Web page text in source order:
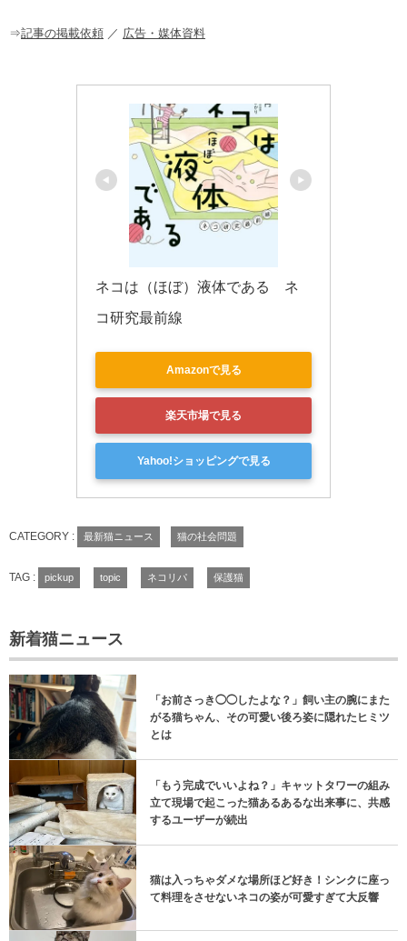
o
⇒記事の掲載依頼 ／ 広告・媒体資料
ネコは（ほぼ）液体である　ネ
コ研究最前線
Amazonで見る
楽天市場で見る
Yahoo!ショッピングで見る
CATEGORY : 最新猫ニュース 猫の社会問題
TAG : pickup topic ネコリパ 保護猫
新着猫ニュース
「お前さっき◯◯したよな？」飼い主の腕にまた
がる猫ちゃん、その可愛い後ろ姿に隠れたヒミツ
とは
「もう完成でいいよね？」キャットタワーの組み
立て現場で起こった猫あるあるな出来事に、共感
するユーザーが続出
猫は入っちゃダメな場所ほど好き！シンクに座っ
て料理をさせないネコの姿が可愛すぎて大反響